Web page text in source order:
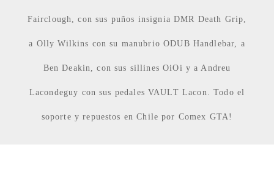
Fairclough, con sus puños insignia DMR Death Grip,
a Olly Wilkins con su manubrio ODUB Handlebar, a
Ben Deakin, con sus sillines OiOi y a Andreu
Lacondeguy con sus pedales VAULT Lacon. Todo el
soporte y repuestos en Chile por Comex GTA!